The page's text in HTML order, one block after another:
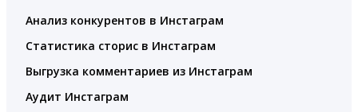
Анализ конкурентов в Инстаграм
Статистика сторис в Инстаграм
Выгрузка комментариев из Инстаграм
Аудит Инстаграм